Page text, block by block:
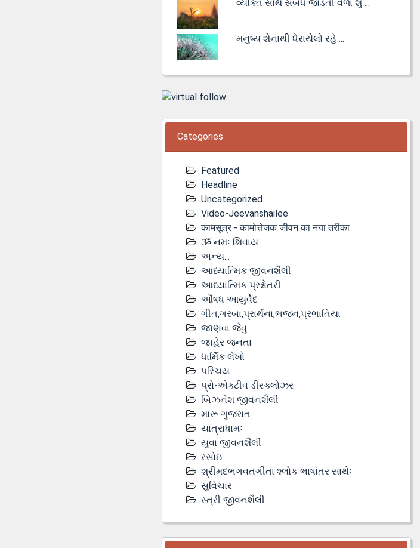
વ્યક્તિ સાથે સંબંધ જોડતી વેળા શું ...
મનુષ્ય શેનાથી ધેરાયેલો રહે ...
Categories
Featured
Headline
Uncategorized
Video-Jeevanshailee
कामसूत्र - कामोत्तेजक जीवन का नया तरीका
ૐ નમઃ શિવાય
અન્ય...
આધ્યાત્મિક જીવનશૈલી
આધ્યાત્મિક પ્રશ્નોતરી
ઔષધ આયુર્વેદ
ગીત,ગરબા,પ્રાર્થના,ભજન,પ્રભાતિયા
જાણવા જેવુ
જાહેર જનતા
ધાર્મિક લેખો
પરિચય
પ્રો-એક્ટીવ ડીસ્‍ક્લોઝર
બિઝનેશ જીવનશૈલી
મારૂ ગુજરાત
યાત્રાધામઃ
યુવા જીવનશૈલી
રસોઇ
શ્રીમદભગવતગીતા શ્લોક ભાષાંતર સાથેઃ
સુવિચાર
સ્ત્રી જીવનશૈલી